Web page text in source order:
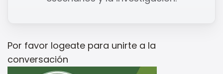
Por favor logeate para unirte a la
conversación